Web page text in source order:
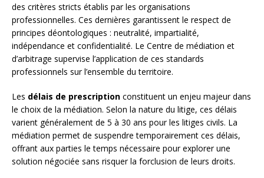
des critères stricts établis par les organisations
professionnelles. Ces dernières garantissent le respect de
principes déontologiques : neutralité, impartialité,
indépendance et confidentialité. Le Centre de médiation et
d’arbitrage supervise l’application de ces standards
professionnels sur l’ensemble du territoire.
Les délais de prescription constituent un enjeu majeur dans
le choix de la médiation. Selon la nature du litige, ces délais
varient généralement de 5 à 30 ans pour les litiges civils. La
médiation permet de suspendre temporairement ces délais,
offrant aux parties le temps nécessaire pour explorer une
solution négociée sans risquer la forclusion de leurs droits.